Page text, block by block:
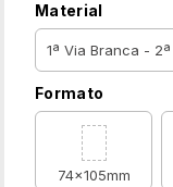
Material
Formato
74x105mm